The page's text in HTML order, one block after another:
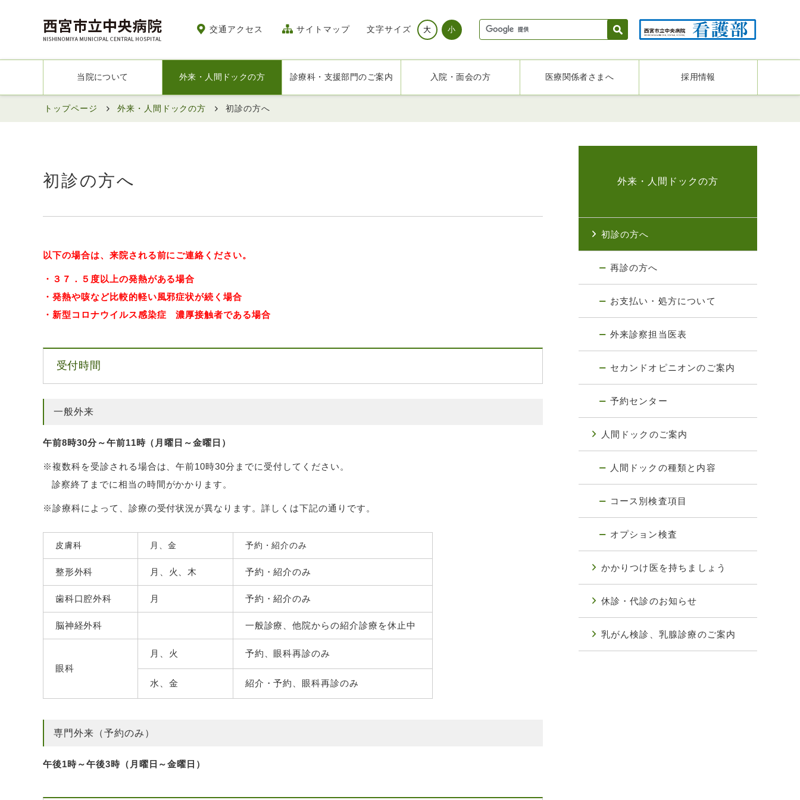
交通アクセス サイトマップ 文字サイズ 大 小
当院について 外来・人間ドックの方 診療科・支援部門のご案内 入院・面会の方 医療関係者さまへ 採用情報
トップページ 外来・人間ドックの方 初診の方へ
初診の方へ
以下の場合は、来院される前にご連絡ください。
・３７．５度以上の発熱がある場合
・発熱や咳など比較的軽い風邪症状が続く場合
・新型コロナウイルス感染症 濃厚接触者である場合
受付時間
一般外来
午前8時30分～午前11時（月曜日～金曜日）
※複数科を受診される場合は、午前10時30分までに受付してください。
診察終了までに相当の時間がかかります。
※診療科によって、診療の受付状況が異なります。詳しくは下記の通りです。
皮膚科 月、金 予約・紹介のみ
整形外科 月、火、木 予約・紹介のみ
歯科口腔外科 月 予約・紹介のみ
脳神経外科 一般診療、他院からの紹介診療を休止中
眼科
月、火 予約、眼科再診のみ
水、金 紹介・予約、眼科再診のみ
専門外来（予約のみ）
午後1時～午後3時（月曜日～金曜日）
外来・人間ドックの方
初診の方へ
再診の方へ
お支払い・処方について
外来診察担当医表
セカンドオピニオンのご案内
予約センター
人間ドックのご案内
人間ドックの種類と内容
コース別検査項目
オプション検査
かかりつけ医を持ちましょう
休診・代診のお知らせ
乳がん検診、乳腺診療のご案内